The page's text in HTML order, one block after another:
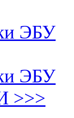
ЭБУ
ЭБУ
>>>